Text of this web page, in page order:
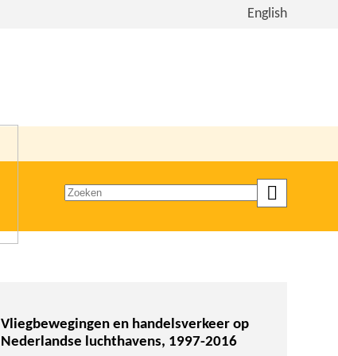
Bekijk
English
Zoeken
Vliegbewegingen en handelsverkeer op
Nederlandse luchthavens, 1997-2016